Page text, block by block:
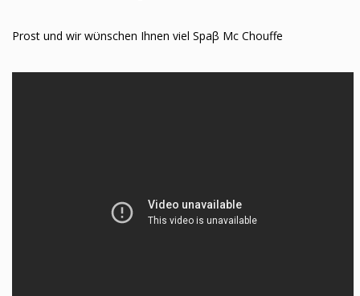
Prost und wir wϋnschen Ihnen viel Spaβ Mc Chouffe